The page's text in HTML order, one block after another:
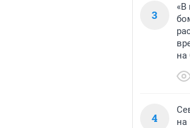
3
«В
на
4
на